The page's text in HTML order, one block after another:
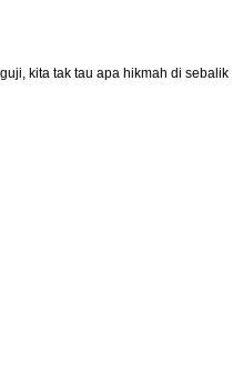
kita tak tau apa hikmah di sebalik